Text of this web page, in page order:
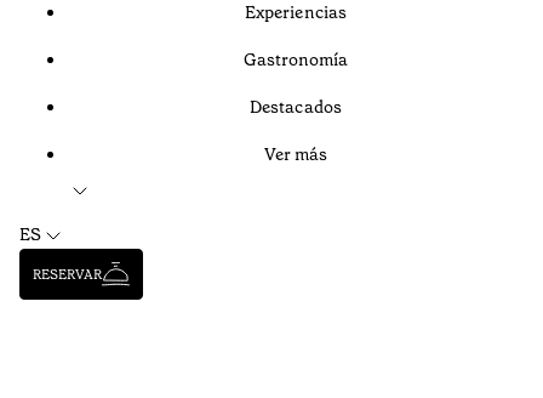
Experiencias
Gastronomía
Destacados
Ver más
ES
RESERVAR